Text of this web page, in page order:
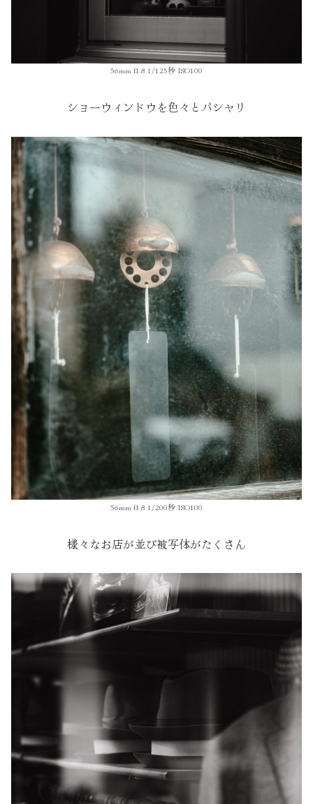
56mm f1.8 1/125秒 ISO100
ショーウィンドウを色々とパシャリ
56mm f1.8 1/200秒 ISO100
様々なお店が並び被写体がたくさん